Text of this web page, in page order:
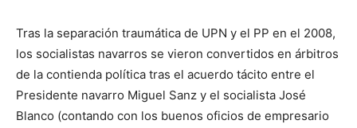
Tras la separación traumática de UPN y el PP en el 2008,
los socialistas navarros se vieron convertidos en árbitros
de la contienda política tras el acuerdo tácito entre el
Presidente navarro Miguel Sanz y el socialista José
Blanco (contando con los buenos oficios de empresario